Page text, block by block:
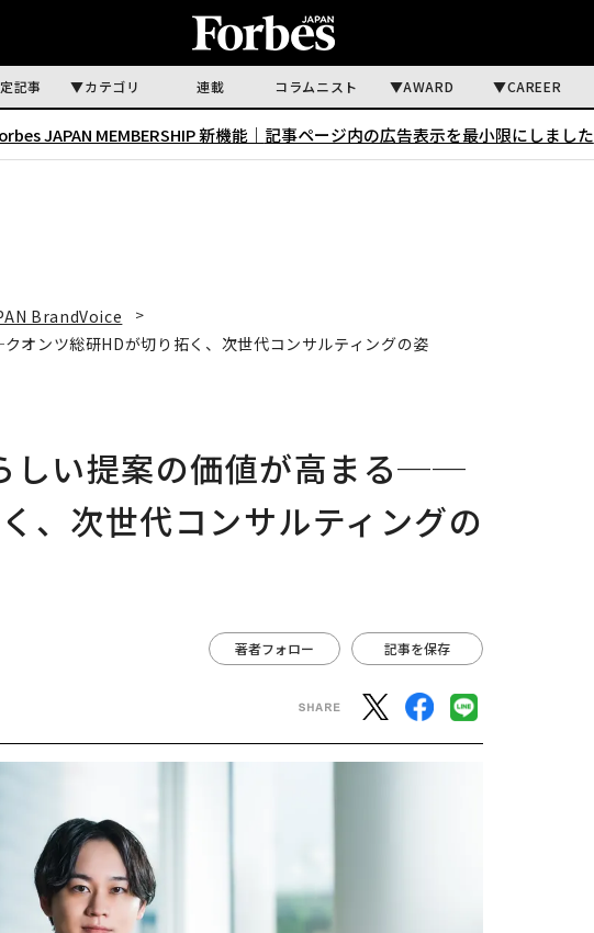
記事 カテゴリ 連載 コラムニスト AWARD CAREER
JAPAN MEMBERSHIP 新機能｜ 記事ページ内の広告表示を最小限にしました
BrandVoice
ンツ総研HDが切り拓く、次世代コンサルティングの姿
しい提案の価値が高まる──
、次世代コンサルティングの
著者フォロー 記事を保存